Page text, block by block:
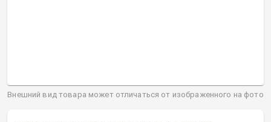
Внешний вид товара может отличаться от изображенного на фото